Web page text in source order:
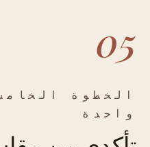
05
الخطوة
واحدة